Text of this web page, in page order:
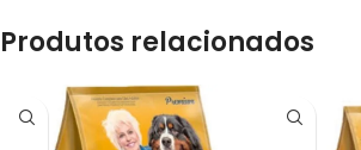
Produtos relacionados